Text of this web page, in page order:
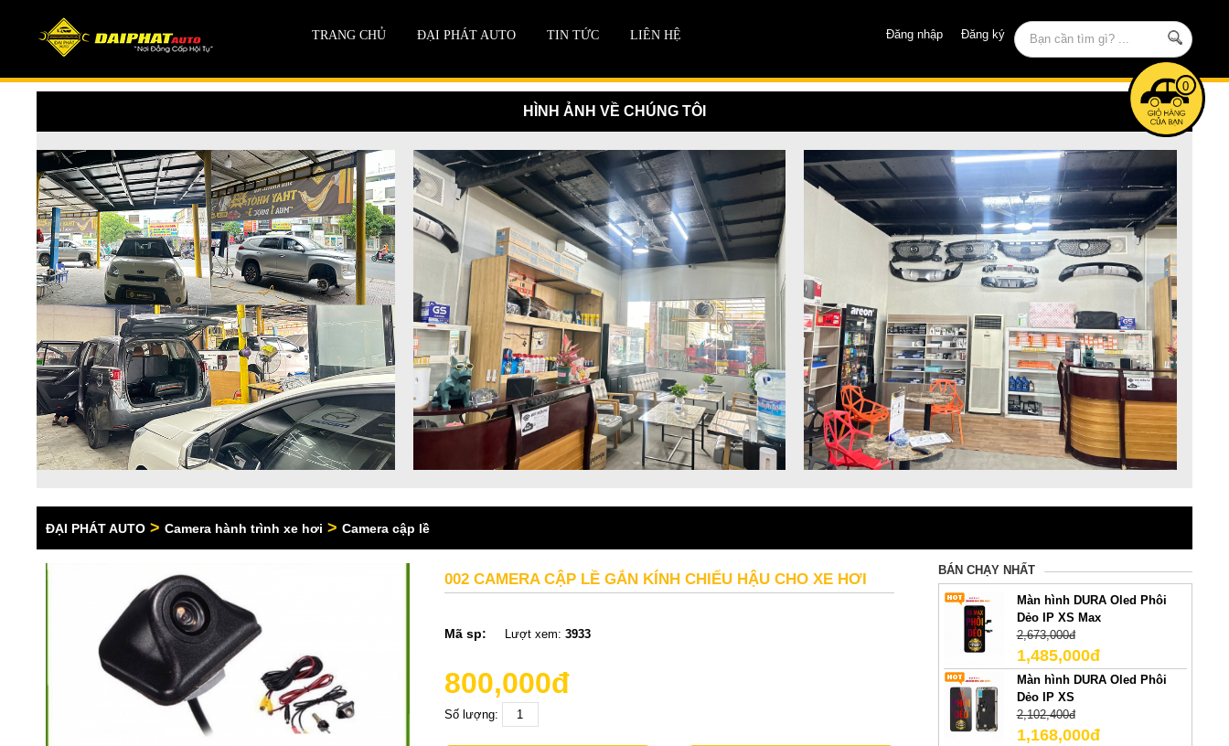
Đăng nhập Đăng ký
TRANG CHỦ ĐẠI PHÁT AUTO TIN TỨC LIÊN HỆ
0
HÌNH ẢNH VỀ CHÚNG TÔI
ĐẠI PHÁT AUTO > Camera hành trình xe hơi > Camera cập lề
002 CAMERA CẬP LỀ GẮN KÍNH CHIẾU HẬU CHO XE HƠI
Mã sp: Lượt xem: 3933
800,000đ
Số lượng:
BÁN CHẠY NHẤT
Màn hình DURA Oled Phôi
Dẻo IP XS Max
2,673,000đ
1,485,000đ
Màn hình DURA Oled Phôi
Dẻo IP XS
2,102,400đ
1,168,000đ